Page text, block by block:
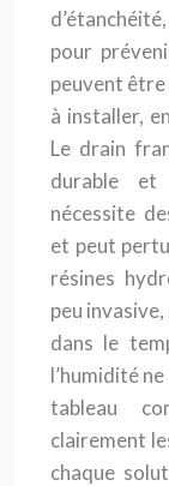
pour
peuvent
à installer,
Le drain
durable et
nécessite
et peut
résines
peu
dans le
l’humidité
tableau
clairement
chaque